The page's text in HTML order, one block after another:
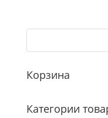
Корзина
Категории